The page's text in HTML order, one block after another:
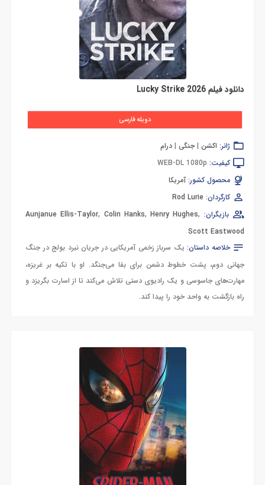
دانلود فیلم Lucky Strike 2026
دوبله فارسی
ژانر: اکشن | جنگی | درام
کیفیت: WEB-DL 1080p
محصول کشور: آمریکا
کارگردان: Rod Lurie
بازیگران:
Aunjanue Ellis-Taylor, Colin Hanks,Henry Hughes,
Scott Eastwood
خلاصه داستان: یک سرباز زخمی آمریکایی در جریان نبرد بولج در جنگ
جهانی دوم، پشت خطوط دشمن برای بقا می‌جنگد. او با تکیه بر غریزه،
مهارت‌های جاسوسی و یک رادیوی دستی تلاش می‌کند تا از اسارت بگریزد و
راه بازگشت به واحد خود را پیدا کند.